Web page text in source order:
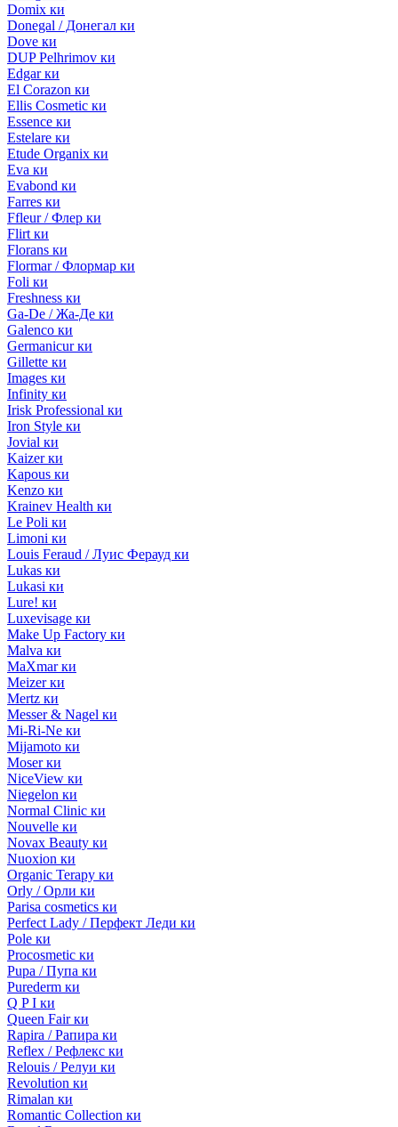
Domix ки
Donegal / Донегал ки
Dove ки
DUP Pelhrimov ки
Edgar ки
El Corazon ки
Ellis Cosmetic ки
Essence ки
Estelare ки
Etude Organix ки
Eva ки
Evabond ки
Farres ки
Ffleur / Флер ки
Flirt ки
Florans ки
Flormar / Флормар ки
Foli ки
Freshness ки
Ga-De / Жа-Де ки
Galenco ки
Germanicur ки
Gillette ки
Images ки
Infinity ки
Irisk Professional ки
Iron Style ки
Jovial ки
Kaizer ки
Kapous ки
Kenzo ки
Krainev Health ки
Le Poli ки
Limoni ки
Louis Feraud / Луис Ферауд ки
Lukas ки
Lukasi ки
Lure! ки
Luxevisage ки
Make Up Factory ки
Malva ки
MaXmar ки
Meizer ки
Mertz ки
Messer & Nagel ки
Mi-Ri-Ne ки
Mijamoto ки
Moser ки
NiceView ки
Niegelon ки
Normal Clinic ки
Nouvelle ки
Novax Beauty ки
Nuoxion ки
Organic Terapy ки
Orly / Орли ки
Parisa cosmetics ки
Perfect Lady / Перфект Леди ки
Pole ки
Procosmetic ки
Pupa / Пупа ки
Purederm ки
Q P I ки
Queen Fair ки
Rapira / Рапира ки
Reflex / Рефлекс ки
Relouis / Релуи ки
Revolution ки
Rimalan ки
Romantic Collection ки